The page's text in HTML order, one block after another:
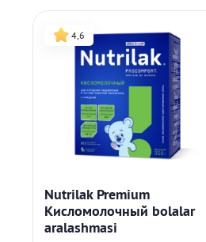
4,6
Nutrilak Premium
Кисломолочный bolalar
aralashmasi